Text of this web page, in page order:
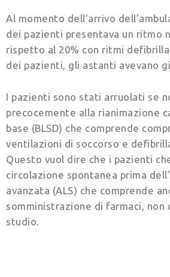
Al momento dell’arrivo
dei pazienti presentava un ritmo
rispetto al 20% con ritmi
dei pazienti, gli astanti avevano
I pazienti sono stati arruolati se
precocemente alla rianimazione
base (BLSD) che comprende
ventilazioni di soccorso e
Questo vuol dire che i pazienti
circolazione spontanea prima
avanzata (ALS) che comprende
somministrazione di farmaci, non
studio.